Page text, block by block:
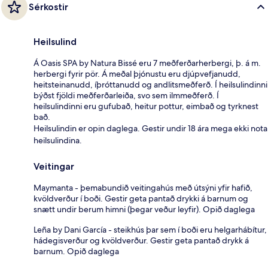
Sérkostir
Heilsulind
Á Oasis SPA by Natura Bissé eru 7 meðferðarherbergi, þ. á m.
herbergi fyrir pör. Á meðal þjónustu eru djúpvefjanudd,
heitsteinanudd, íþróttanudd og andlitsmeðferð. Í heilsulindinni
býðst fjöldi meðferðarleiða, svo sem ilmmeðferð. Í
heilsulindinni eru gufubað, heitur pottur, eimbað og tyrknest
bað.
Heilsulindin er opin daglega. Gestir undir 18 ára mega ekki nota
heilsulindina.
Veitingar
Maymanta - þemabundið veitingahús með útsýni yfir hafið,
kvöldverður í boði. Gestir geta pantað drykki á barnum og
snætt undir berum himni (þegar veður leyfir). Opið daglega
Leña by Dani García - steikhús þar sem í boði eru helgarhábítur,
hádegisverður og kvöldverður. Gestir geta pantað drykk á
barnum. Opið daglega